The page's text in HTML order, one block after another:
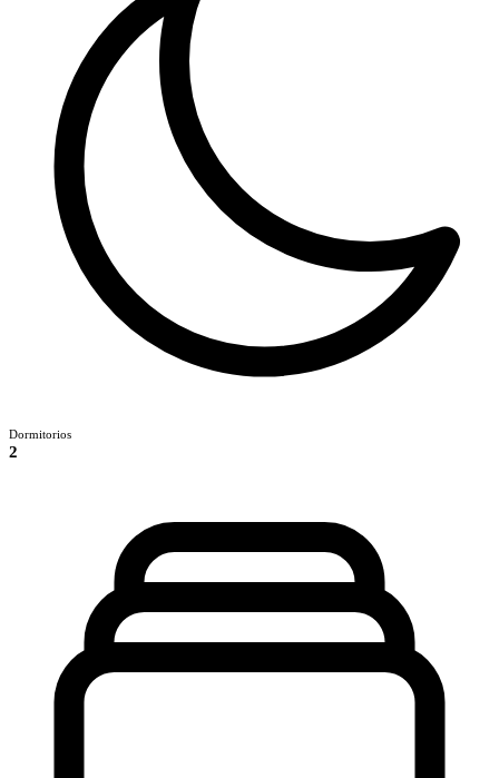
Dormitorios
2